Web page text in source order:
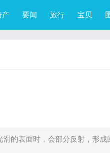
产 要闻 旅行 宝贝
的表面时，会部分反射，形成